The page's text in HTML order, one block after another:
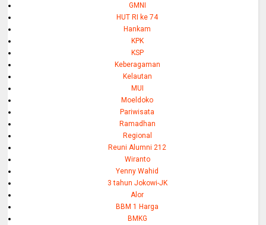
GMNI
HUT RI ke 74
Hankam
KPK
KSP
Keberagaman
Kelautan
MUI
Moeldoko
Pariwisata
Ramadhan
Regional
Reuni Alumni 212
Wiranto
Yenny Wahid
3 tahun Jokowi-JK
Alor
BBM 1 Harga
BMKG